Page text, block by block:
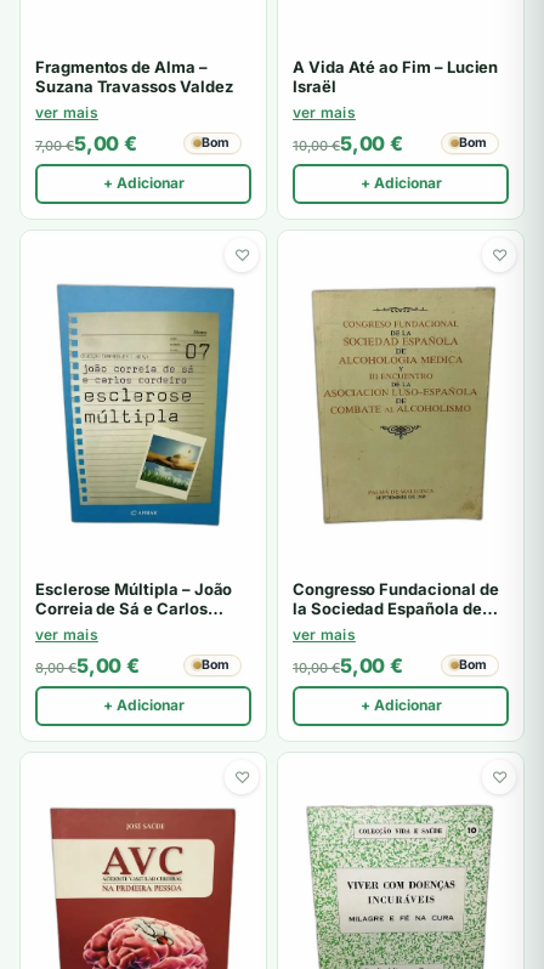
Fragmentos de Alma –
Suzana Travassos Valdez
ver mais
7,00€5,00 € Bom
+ Adicionar
A Vida Até ao Fim – Lucien
Israël
ver mais
10,00€5,00 € Bom
+ Adicionar
♡
Esclerose Múltipla – João
Correia de Sá e Carlos
Cordeiro
ver mais
8,00€5,00 € Bom
+ Adicionar
♡
Congresso Fundacional de
la Sociedad Española de
Alcohologia
ver mais
10,00€5,00 € Bom
+ Adicionar
♡ ♡